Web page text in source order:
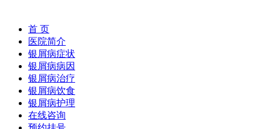
首 页
医院简介
银屑病症状
银屑病病因
银屑病治疗
银屑病饮食
银屑病护理
在线咨询